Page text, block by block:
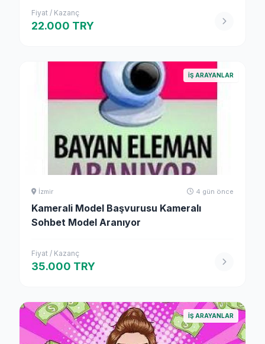
Fiyat / Kazanç
22.000 TRY
İŞ ARAYANLAR
İzmir 4 gün önce
Kamerali Model Başvurusu Kameralı
Sohbet Model Aranıyor
Fiyat / Kazanç
35.000 TRY
İŞ ARAYANLAR